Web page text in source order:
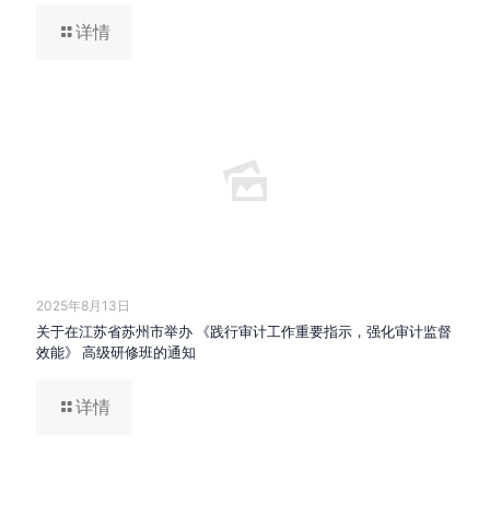
详情
2025年8月13日
关于在江苏省苏州市举办 《践行审计工作重要指示，强化审计监督
效能》 高级研修班的通知
详情